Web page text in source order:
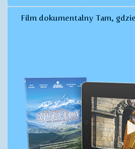
Film dokumentalny Tam,